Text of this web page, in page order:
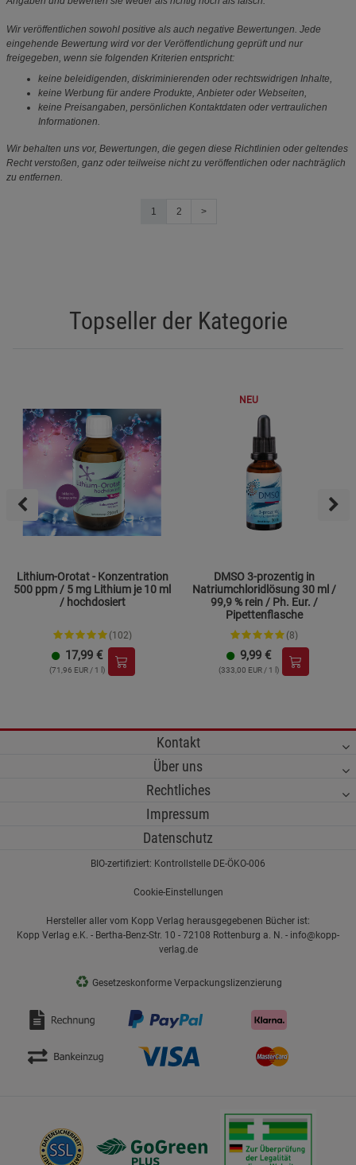
Wir veröffentlichen sowohl positive als auch negative Bewertungen. Jede
eingehende Bewertung wird vor der Veröffentlichung geprüft und nur
freigegeben, wenn sie folgenden Kriterien entspricht:
keine beleidigenden, diskriminierenden oder rechtswidrigen Inhalte,
keine Werbung für andere Produkte, Anbieter oder Webseiten,
keine Preisangaben, persönlichen Kontaktdaten oder vertraulichen
Informationen.
Wir behalten uns vor, Bewertungen, die gegen diese Richtlinien oder geltendes
Recht verstoßen, ganz oder teilweise nicht zu veröffentlichen oder nachträglich
zu entfernen.
1 2 >
Topseller der Kategorie
Lithium-Orotat - Konzentration
500 ppm / 5 mg Lithium je 10 ml
/ hochdosiert
(102)
17,99 €
(71,96 EUR / 1 l)
NEU
DMSO 3-prozentig in
Natriumchloridlösung 30 ml /
99,9 % rein / Ph. Eur. /
Pipettenflasche
(8)
9,99 €
(333,00 EUR / 1 l)
Kontakt
Über uns
Rechtliches
Impressum
Datenschutz
BIO-zertifiziert: Kontrollstelle DE-ÖKO-006
Cookie-Einstellungen
Hersteller aller vom Kopp Verlag herausgegebenen Bücher ist:
Kopp Verlag e.K. - Bertha-Benz-Str. 10 - 72108 Rottenburg a. N. - info@kopp-
verlag.de
♻ Gesetzeskonforme Verpackungslizenzierung